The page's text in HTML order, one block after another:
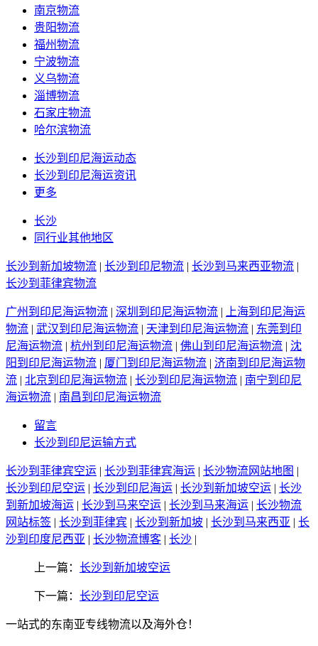
南京物流
贵阳物流
福州物流
宁波物流
义乌物流
淄博物流
石家庄物流
哈尔滨物流
长沙到印尼海运动态
长沙到印尼海运资讯
更多
长沙
同行业其他地区
长沙到新加坡物流 | 长沙到印尼物流 | 长沙到马来西亚物流 |
长沙到菲律宾物流
广州到印尼海运物流 | 深圳到印尼海运物流 |
上海到印尼海运
物流 | 武汉到印尼海运物流 | 天津到印尼海运物流 | 东莞到印
尼海运物流 | 杭州到印尼海运物流 | 佛山到印尼海运物流 | 沈
阳到印尼海运物流 | 厦门到印尼海运物流 | 济南到印尼海运物
流 | 北京到印尼海运物流 | 长沙到印尼海运物流 | 南宁到印尼
海运物流 | 南昌到印尼海运物流
留言
长沙到印尼运输方式
长沙到菲律宾空运 | 长沙到菲律宾海运 | 长沙物流网站地图 |
长沙到印尼空运 | 长沙到印尼海运 | 长沙到新加坡空运 | 长沙
到新加坡海运 | 长沙到马来空运 | 长沙到马来海运 | 长沙物流
网站标签 | 长沙到菲律宾 | 长沙到新加坡 | 长沙到马来西亚 | 长
沙到印度尼西亚 | 长沙物流博客 | 长沙 |
上一篇： 长沙到新加坡空运
下一篇： 长沙到印尼空运
一站式的东南亚专线物流以及海外仓！